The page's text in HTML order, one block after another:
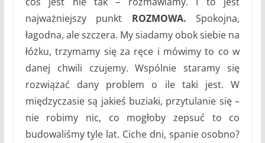
najważniejszy punkt ROZMOWA.Spokojna,
łagodna, ale szczera. My siadamy obok siebie na
łóżku, trzymamy się za ręce i mówimy to co w
danej chwili czujemy. Wspólnie staramy się
rozwiązać dany problem o ile taki jest. W
międzyczasie są jakieś buziaki, przytulanie się –
nie robimy nic, co mogłoby zepsuć to co
budowaliśmy tyle lat. Ciche dni, spanie osobno?